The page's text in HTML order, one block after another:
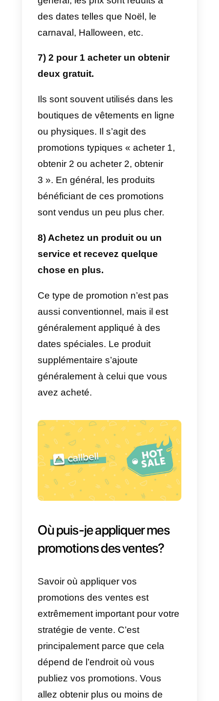
Cette méthode de promotion des
ventes est très populaire. L’idée
service à l’essai pendant une
pourra essayer votre produit ou
service pendant les jours que
vous avez fixés sans frais
supplémentaires. Ce type de
promotion donne généralement
3) Livraison gratuite ou non.
Cette méthode est très simple, il
s’agit d’offrir la livraison gratuite si
vous faites un achat de x
produits. Veuillez noter qu’il ne
peut être appliqué qu’aux
physiques et non aux services.
4) Coupons de réduction, si
vous êtes un nouveau client.
En général, cette promotion est
largement utilisée par les
Lorsque vous créez un nouveau
compte, ils offrent des coupons
achats. Ils sont généralement
soumis à certaines conditions
d’achat.
5) Versements sans intérêt.
Ce modèle est très populaire